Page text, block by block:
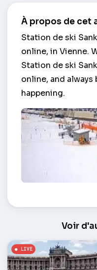
À propos de cet
Station de ski
online, in Vienne.
Station de ski
online, and
happening.
Voir